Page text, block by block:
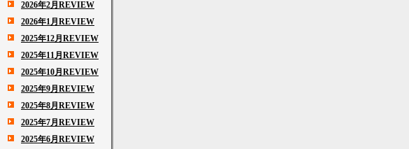
2026年2月REVIEW
2026年1月REVIEW
2025年12月REVIEW
2025年11月REVIEW
2025年10月REVIEW
2025年9月REVIEW
2025年8月REVIEW
2025年7月REVIEW
2025年6月REVIEW